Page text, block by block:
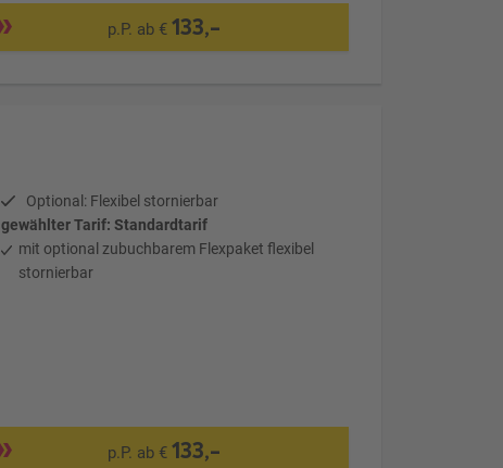
p.P. ab € 133,-
Optional: Flexibel stornierbar
gewählter Tarif: Standardtarif
mit optional zubuchbarem Flexpaket flexibel
stornierbar
p.P. ab € 133,-